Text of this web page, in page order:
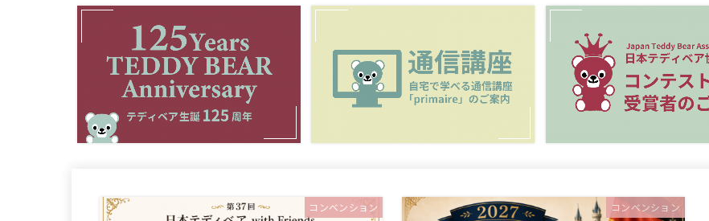
コンベンション コンベンション